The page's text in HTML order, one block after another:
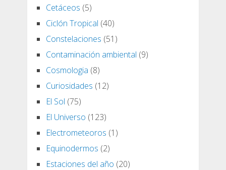
Cetáceos (5)
Ciclón Tropical (40)
Constelaciones (51)
Contaminación ambiental (9)
Cosmologia (8)
Curiosidades (12)
El Sol (75)
El Universo (123)
Electrometeoros (1)
Equinodermos (2)
Estaciones del año (20)